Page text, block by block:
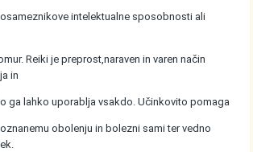
intelektualne sposobnosti ali
Reiki je preprost,naraven in varen način
in
ga lahko uporablja vsakdo. Učinkovito pomaga
obolenju in bolezni sami ter vedno